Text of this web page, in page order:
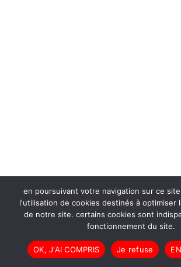
en poursuivant votre navigation sur ce
l'utilisation de cookies destinés à optimiser
de notre site. certains cookies sont
fonctionnement du site.
OK, J'AI COMPRIS Je refuse